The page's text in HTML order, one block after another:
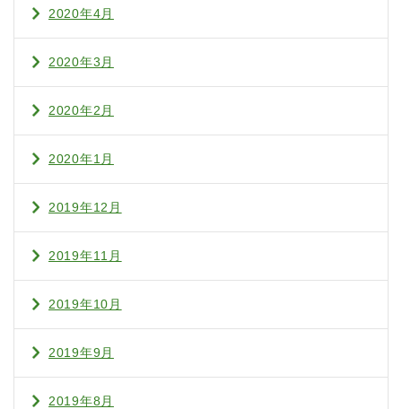
2020年4月
2020年3月
2020年2月
2020年1月
2019年12月
2019年11月
2019年10月
2019年9月
2019年8月